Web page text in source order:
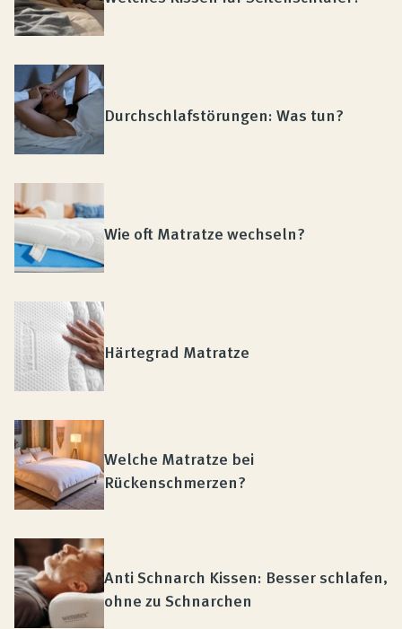
Durchschlafstörungen: Was tun?
Wie oft Matratze wechseln?
Härtegrad Matratze
Welche Matratze bei
Rückenschmerzen?
Anti Schnarch Kissen: Besser schlafen,
ohne zu Schnarchen